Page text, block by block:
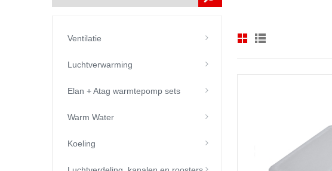
Ventilatie
Luchtverwarming
Elan + Atag warmtepomp sets
Warm Water
Koeling